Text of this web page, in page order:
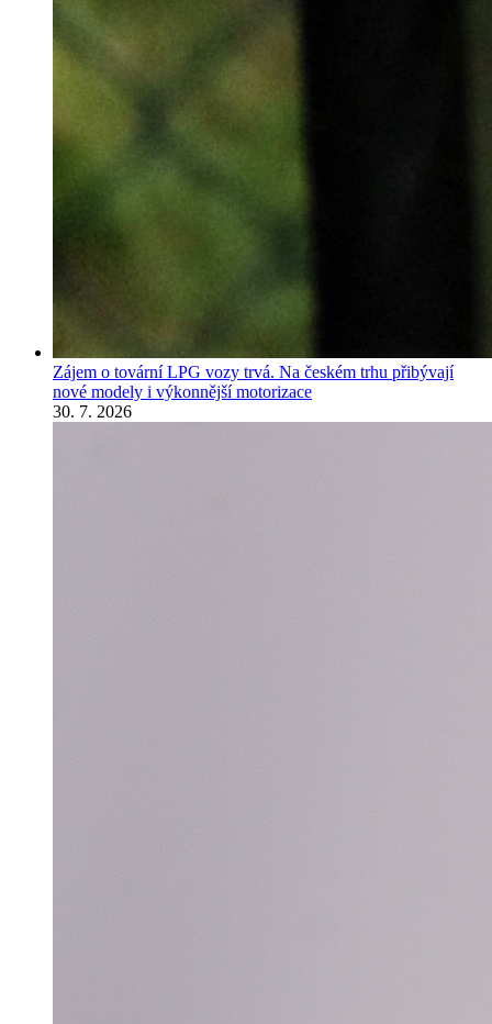
Zájem o tovární LPG vozy trvá. Na českém trhu přibývají
nové modely i výkonnější motorizace
30. 7. 2026